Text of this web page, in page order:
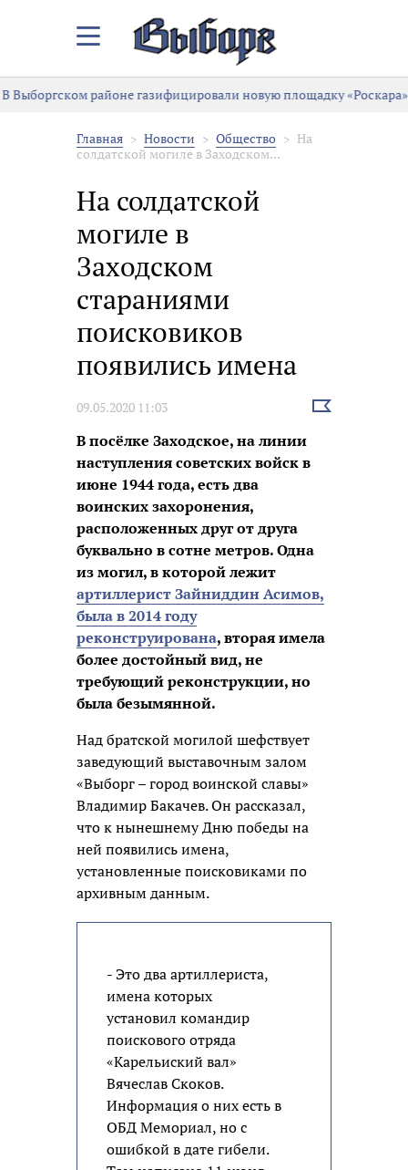
Закрыть/
меню
В Выборгском районе газифицировали новую площадку «Роскара»
Главная Новости Общество
На
солдатской могиле в Заходском...
На солдатской
могиле в
Заходском
стараниями
поисковиков
появились имена
09.05.2020 11:03
Выбрать
В посёлке Заходское, на линии
наступления советских войск в
июне 1944 года, есть два
воинских захоронения,
расположенных друг от друга
буквально в сотне метров. Одна
из могил, в которой лежит
артиллерист Зайниддин Асимов,
была в 2014 году
реконструирована, вторая имела
более достойный вид, не
требующий реконструкции, но
была безымянной.
Над братской могилой шефствует
заведующий выставочным залом
«Выборг – город воинской славы»
Владимир Бакачев. Он рассказал,
что к нынешнему Дню победы на
ней появились имена,
установленные поисковиками по
архивным данным.
- Это два артиллериста,
имена которых
установил командир
поискового отряда
«Карельиский вал»
Вячеслав Скоков.
Информация о них есть в
ОБД Мемориал, но с
ошибкой в дате гибели.